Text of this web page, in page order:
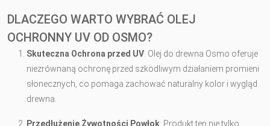
DLACZEGO WARTO WYBRAĆ OLEJ
OCHRONNY UV OD OSMO?
Skuteczna Ochrona przed UV: Olej do drewna Osmo oferuje
niezrównaną ochronę przed szkodliwym działaniem promieni
słonecznych, co pomaga zachować naturalny kolor i wygląd
drewna.
Przedłużenie Żywotności Powłok: Produkt ten nie tylko